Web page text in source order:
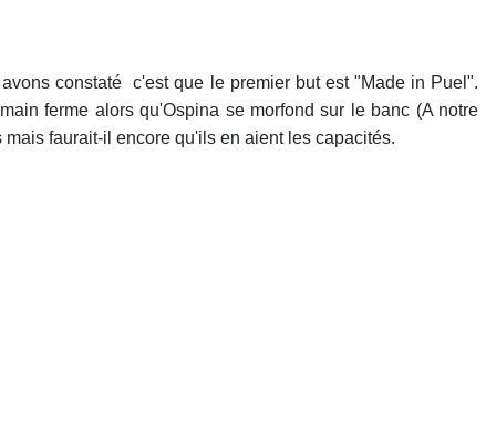
constaté c'est que le premier but est "Made in Puel".
ferme alors qu'Ospina se morfond sur le banc (A notre
faurait-il encore qu'ils en aient les capacités.